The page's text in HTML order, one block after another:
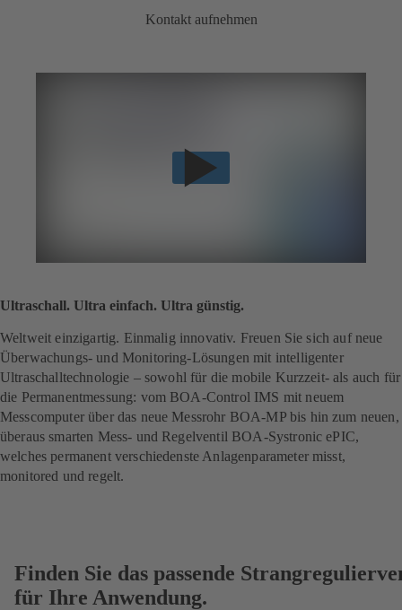
Kontakt aufnehmen
Ultraschall. Ultra einfach. Ultra günstig.
Weltweit einzigartig. Einmalig innovativ. Freuen Sie sich auf neue
Überwachungs- und Monitoring-Lösungen mit intelligenter
Ultraschalltechnologie – sowohl für die mobile Kurzzeit- als auch für
die Permanentmessung: vom BOA-Control IMS mit neuem
Messcomputer über das neue Mess­rohr BOA-MP bis hin zum neuen,
überaus smarten Mess- und Regelventil BOA-Systronic ePIC,
welches permanent ver­schiedenste Anlagenparameter misst,
monitored und regelt.
Finden Sie das passende
für Ihre Anwendung.